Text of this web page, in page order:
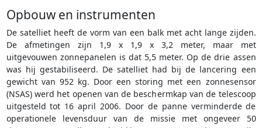
Opbouw en instrumenten
De satelliet heeft de vorm van een balk met acht lange zijden.
De afmetingen zijn 1,9 x 1,9 x 3,2 meter, maar met
uitgevouwen zonnepanelen is dat 5,5 meter. Op de drie assen
was hij gestabiliseerd. De satelliet had bij de lancering een
gewicht van 952 kg. Door een storing met een zonnesensor
(NSAS) werd het openen van de beschermkap van de telescoop
uitgesteld tot 16 april 2006. Door de panne verminderde de
operationele levensduur van de missie met ongeveer 50